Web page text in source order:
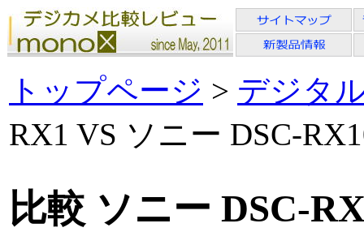
トップページ > デジタ
RX1 VS ソニー DSC-
比較 ソニー DSC-